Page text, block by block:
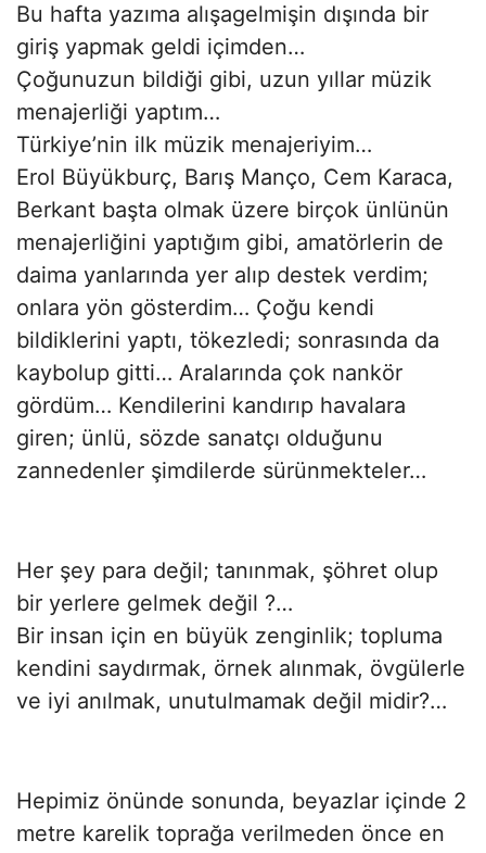
Bu hafta yazıma alışagelmişin dışında bir
giriş yapmak geldi içimden…
Çoğunuzun bildiği gibi, uzun yıllar müzik
menajerliği yaptım…
Türkiye’nin ilk müzik menajeriyim…
Erol Büyükburç, Barış Manço, Cem Karaca,
Berkant başta olmak üzere birçok ünlünün
menajerliğini yaptığım gibi, amatörlerin de
daima yanlarında yer alıp destek verdim;
onlara yön gösterdim… Çoğu kendi
bildiklerini yaptı, tökezledi; sonrasında da
kaybolup gitti… Aralarında çok nankör
gördüm… Kendilerini kandırıp havalara
giren; ünlü, sözde sanatçı olduğunu
zannedenler şimdilerde sürünmekteler…
Her şey para değil; tanınmak, şöhret olup
bir yerlere gelmek değil ?…
Bir insan için en büyük zenginlik; topluma
kendini saydırmak, örnek alınmak, övgülerle
ve iyi anılmak, unutulmamak değil midir?…
Hepimiz önünde sonunda, beyazlar içinde 2
metre karelik toprağa verilmeden önce en